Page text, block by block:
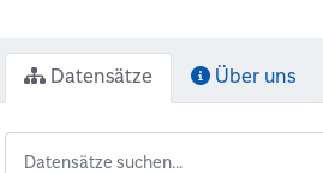
Datensätze Über uns